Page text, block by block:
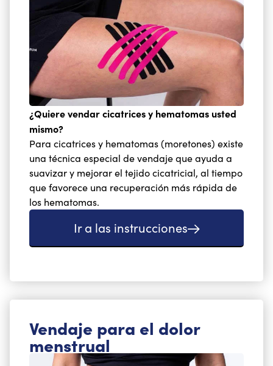
¿Quiere vendar cicatrices y hematomas usted
mismo?
Para cicatrices y hematomas (moretones) existe
una técnica especial de vendaje que ayuda a
suavizar y mejorar el tejido cicatricial, al tiempo
que favorece una recuperación más rápida de
los hematomas.
Ir a las instrucciones
Vendaje para el dolor
menstrual